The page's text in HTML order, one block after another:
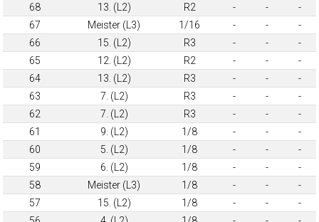
68
13. (L2) R2 - -
-
67
Meister (L3) 1/16 - -
-
66
15. (L2) R3 - -
-
65
12. (L2) R2 - -
-
64
13. (L2) R3 - -
-
63
7. (L2) R3 - -
-
62
7. (L2) R3 - -
-
61
9. (L2) 1/8 - -
-
60
5. (L2) 1/8 - -
-
59
6. (L2) 1/8 - -
-
58
Meister (L3) 1/8 - -
-
57
15. (L2) 1/8 - -
-